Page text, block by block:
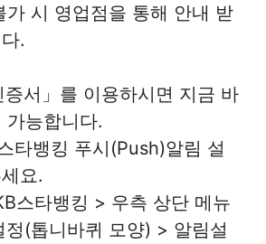
가 시 영업점을 통해 안내 받
.
서」를 이용하시면 지금 바
가능합니다.
타뱅킹 푸시(Push)알림 설
요.
스타뱅킹 > 우측 상단 메뉴
(톱니바퀴 모양) > 알림설